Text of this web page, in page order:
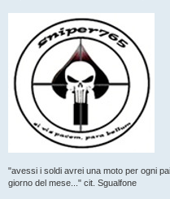
"avessi i soldi avrei una moto per ogni
giorno del mese..." cit. Sgualfone